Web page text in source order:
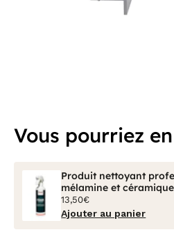
Vous pourriez
Produit nettoyant
mélamine et céramique
13,50€
Ajouter au panier